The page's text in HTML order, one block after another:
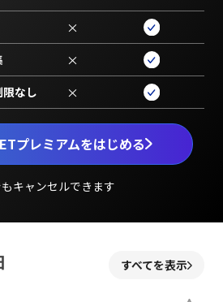
プレミアムをはじめる
キャンセルできます
×
×
なし ×
すべてを表示